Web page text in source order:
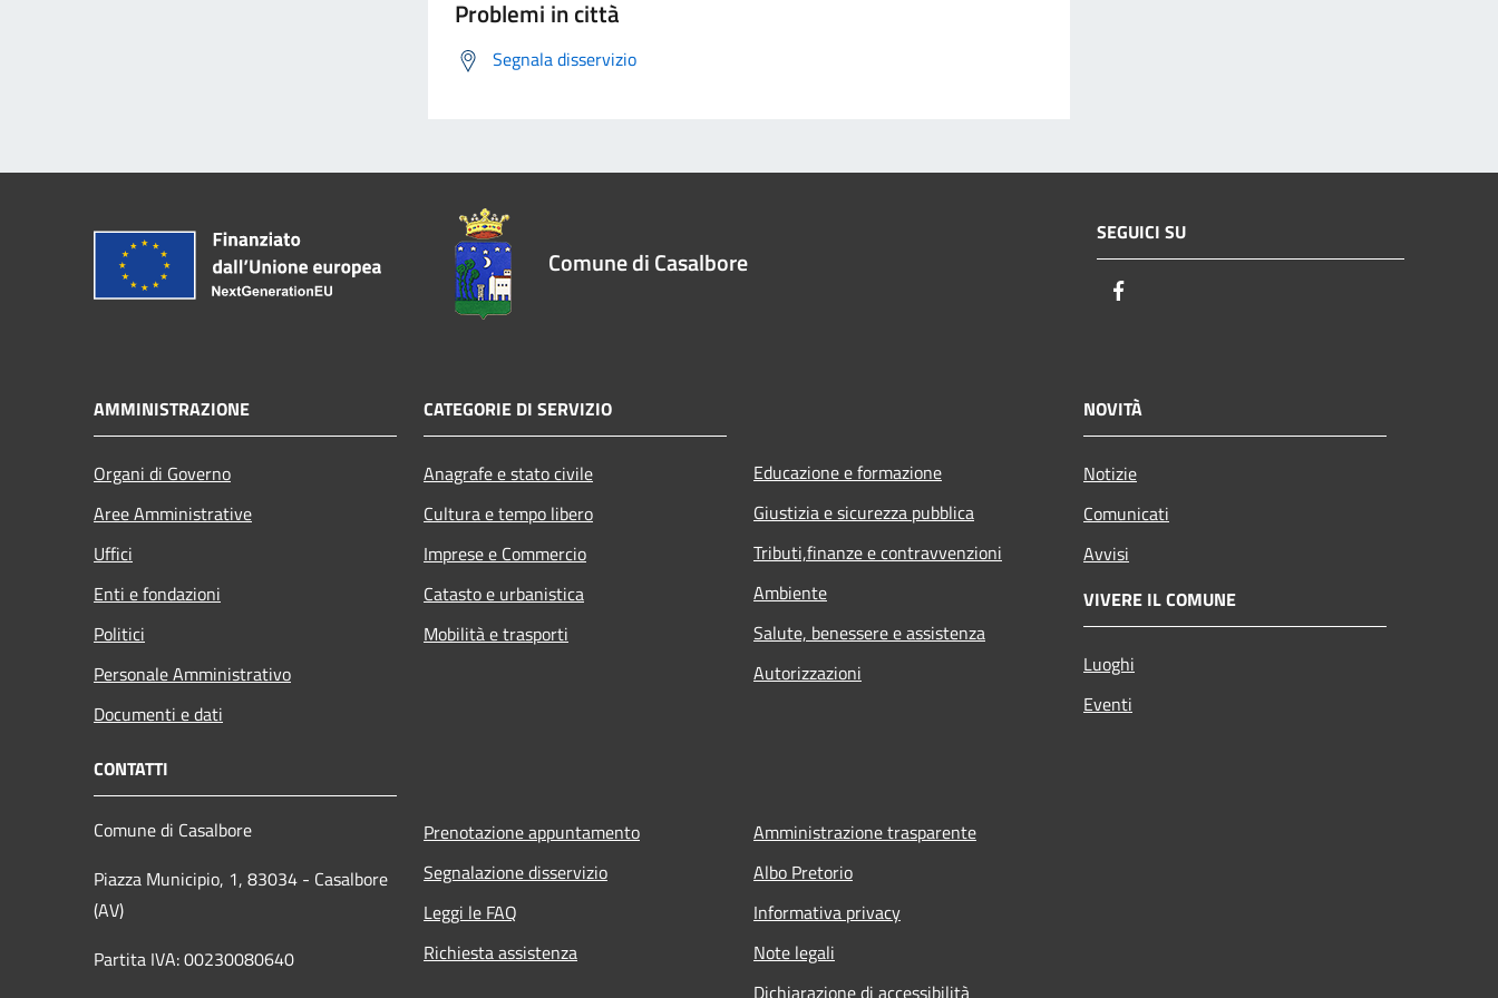
Problemi in città
Segnala disservizio
Comune di Casalbore
SEGUICI SU
AMMINISTRAZIONE
Organi di Governo
Aree Amministrative
Uffici
Enti e fondazioni
Politici
Personale Amministrativo
Documenti e dati
CATEGORIE DI SERVIZIO
Anagrafe e stato civile
Cultura e tempo libero
Imprese e Commercio
Catasto e urbanistica
Mobilità e trasporti
Educazione e formazione
Giustizia e sicurezza pubblica
Tributi,finanze e contravvenzioni
Ambiente
Salute, benessere e assistenza
Autorizzazioni
NOVITÀ
Notizie
Comunicati
Avvisi
VIVERE IL COMUNE
Luoghi
Eventi
CONTATTI
Comune di Casalbore
Piazza Municipio, 1, 83034 - Casalbore
(AV)
Partita IVA: 00230080640
Prenotazione appuntamento
Segnalazione disservizio
Leggi le FAQ
Richiesta assistenza
Amministrazione trasparente
Albo Pretorio
Informativa privacy
Note legali
Dichiarazione di accessibilità